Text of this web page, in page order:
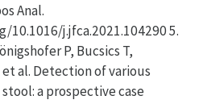
Anal.
10.1016/j.jfca.2021.104290 5.
P, Bucsics T,
al. Detection of various
a prospective case